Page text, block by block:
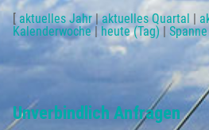
[ aktuelles Jahr|aktuelles Quartal
Kalenderwoche| heute (Tag) |Spanne
Unverbindlich Anfragen